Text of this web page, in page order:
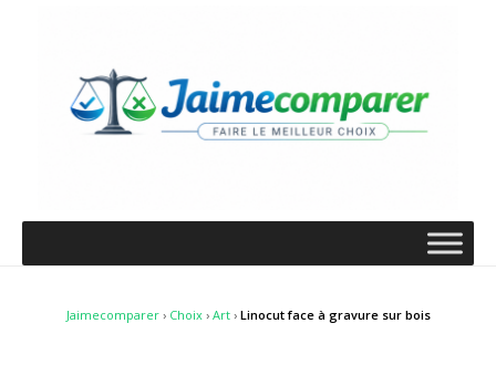
Jaimecomparer› Choix› Art› Linocut face à gravure sur bois